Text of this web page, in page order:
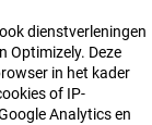
dienstverleningen
Optimizely. Deze
in het kader
of IP-
Analytics en